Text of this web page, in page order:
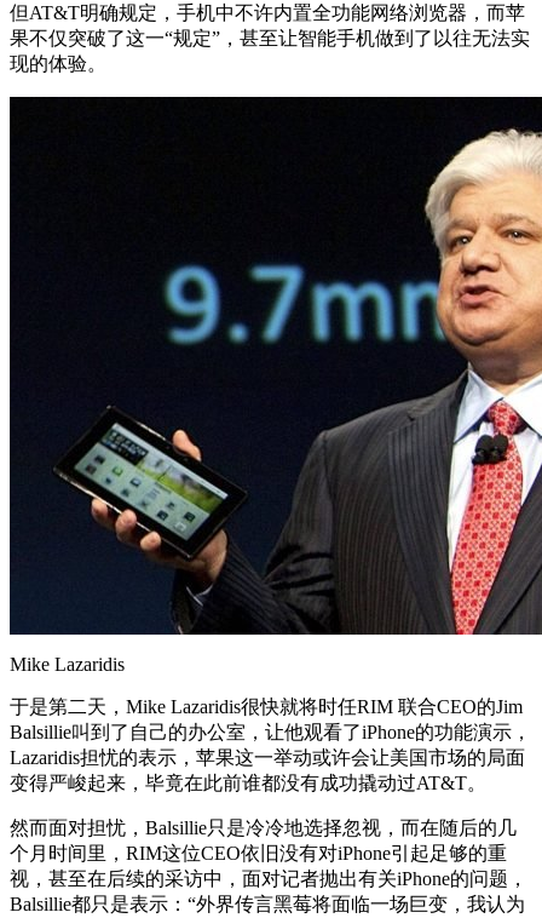
但AT&T明确规定，手机中不许内置全功能网络浏览器，而苹
果不仅突破了这一“规定”，甚至让智能手机做到了以往无法实
现的体验。
Mike Lazaridis
于是第二天，Mike Lazaridis很快就将时任RIM 联合CEO的Jim
Balsillie叫到了自己的办公室，让他观看了iPhone的功能演示，
Lazaridis担忧的表示，苹果这一举动或许会让美国市场的局面
变得严峻起来，毕竟在此前谁都没有成功撬动过AT&T。
然而面对担忧，Balsillie只是冷冷地选择忽视，而在随后的几
个月时间里，RIM这位CEO依旧没有对iPhone引起足够的重
视，甚至在后续的采访中，面对记者抛出有关iPhone的问题，
Balsillie都只是表示：“外界传言黑莓将面临一场巨变，我认为